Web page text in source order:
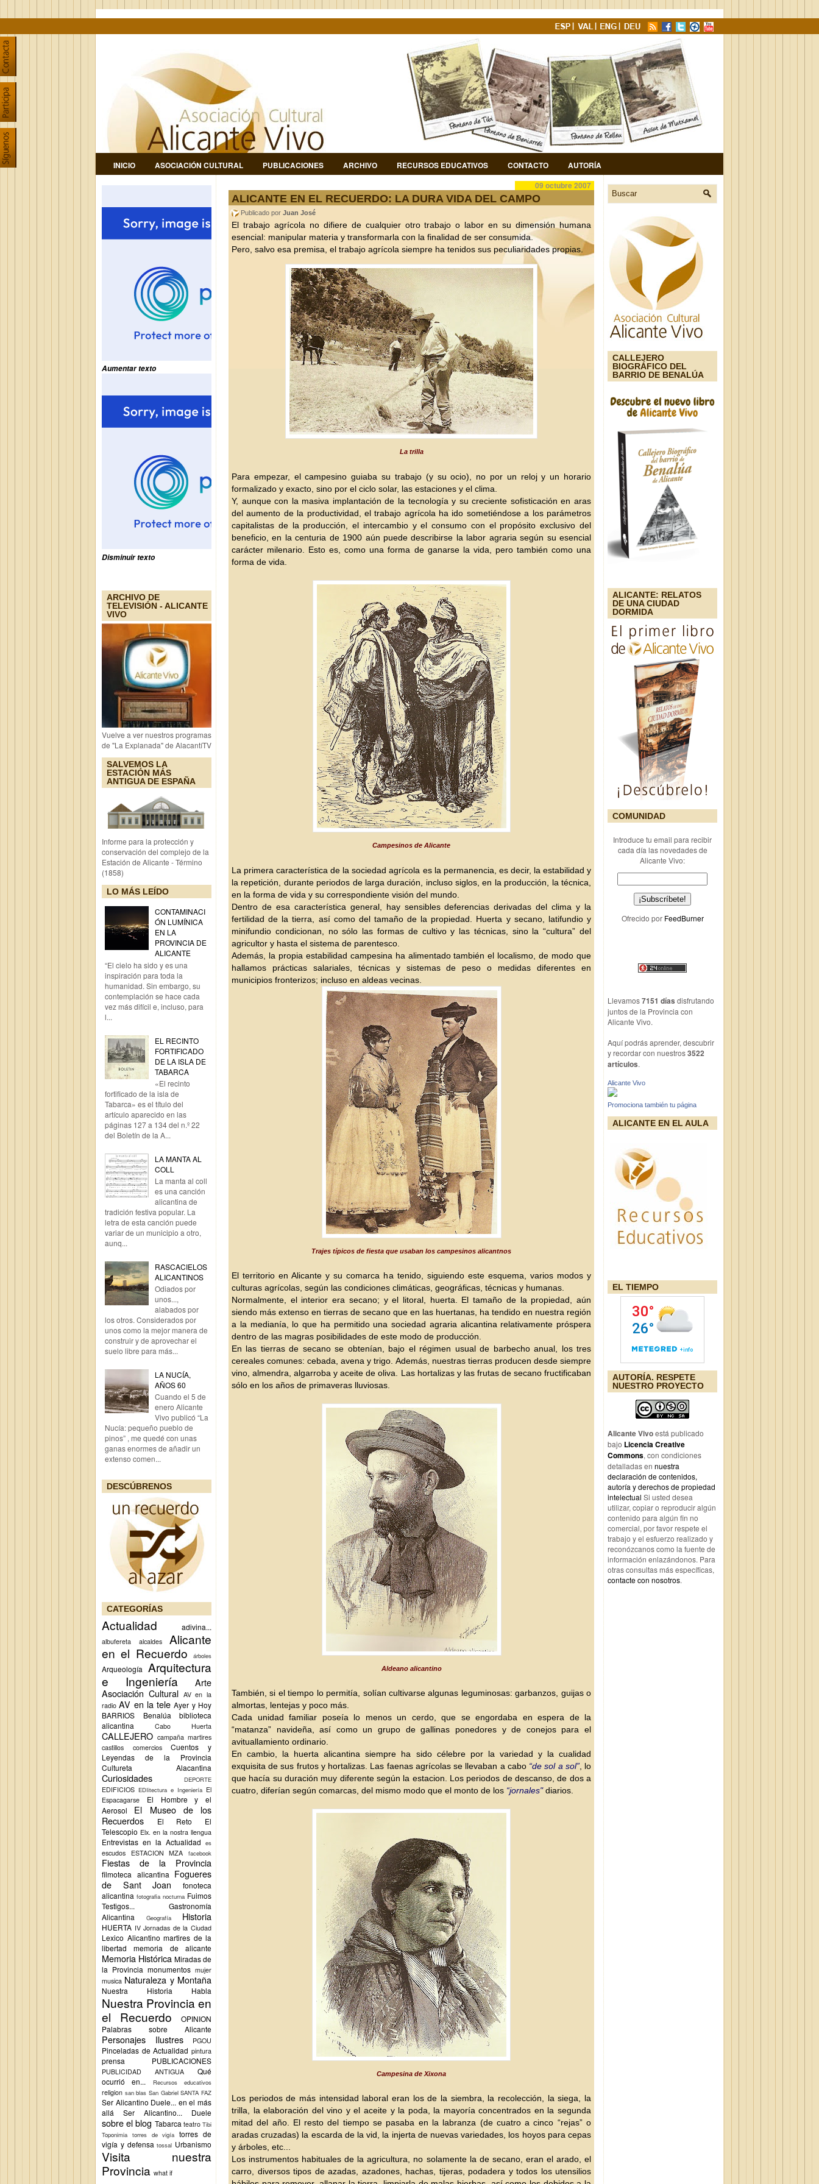
INICIO ASOCIACIÓN CULTURAL PUBLICACIONES ARCHIVO RECURSOS EDUCATIVOS CONTACTO AUTORÍA
Aumentar texto
Disminuir texto
ARCHIVO DE
TELEVISIÓN - ALICANTE
VIVO
Vuelve a ver nuestros programas
de "La Explanada" de AlacantíTV
SALVEMOS LA
ESTACIÓN MÁS
ANTIGUA DE ESPAÑA
Informe para la protección y
conservación del complejo de la
Estación de Alicante - Término
(1858)
LO MÁS LEÍDO
CONTAMINACI
ÓN LUMÍNICA
EN LA
PROVINCIA DE
ALICANTE
“El cielo ha sido y es una
inspiración para toda la
humanidad. Sin embargo, su
contemplación se hace cada
vez más difícil e, incluso, para
l...
EL RECINTO
FORTIFICADO
DE LA ISLA DE
TABARCA
«El recinto
fortificado de la isla de
Tabarca» es el título del
artículo aparecido en las
páginas 127 a 134 del n.º 22
del Boletín de la A...
LA MANTA AL
COLL
La manta al coll
es una canción
alicantina de
tradición festiva popular. La
letra de esta canción puede
variar de un municipio a otro,
aunq...
RASCACIELOS
ALICANTINOS
Odiados por
unos...,
alabados por
los otros. Considerados por
unos como la mejor manera de
construir y de aprovechar el
suelo libre para más...
LA NUCÍA,
AÑOS 60
Cuando el 5 de
enero Alicante
Vivo publicó “La
Nucía: pequeño pueblo de
pinos” , me quedé con unas
ganas enormes de añadir un
extenso comen...
DESCÚBRENOS
CATEGORÍAS
Actualidad adivina...
albufereta alcaldes
Alicante
en el Recuerdo
árboles
Arqueología Arquitectura
e Ingeniería
Arte
Asociación Cultural AV en la
radio AV en la tele Ayer y Hoy
BARRIOS
Benalúa
biblioteca
alicantina
Cabo Huerta
CALLEJERO campaña martires
castillos
comercios
Cuentos y
Leyendas de la Provincia
Cultureta Alacantina
Curiosidades DEPORTE
EDIFICIOS EDIitectura e Ingeniería El
Espacagarse
El Hombre y el
Aerosol
El Museo de los
Recuerdos
El Reto
El
Telescopio Elx. en la nostra llengua
Entrevistas en la Actualidad es
escudos ESTACION MZA facebook
Fiestas de la Provincia
filmoteca alicantina Fogueres
de Sant Joan
fonoteca
alicantina fotografia nocturna Fuimos
Testigos...
Gastronomía
Alicantina
Geografía Historia
HUERTA IV Jornadas de la Ciudad
Lexico Alicantino martires de la
libertad
memoria de alicante
Memoria Histórica Miradas de
la Provincia monumentos mujer
musica Naturaleza y Montaña
Nuestra Historia Habla
Nuestra Provincia en
el Recuerdo
OPINION
Palabras sobre Alicante
Personajes Ilustres PGOU
Pinceladas de Actualidad pintura
prensa PUBLICACIONES
PUBLICIDAD ANTIGUA
Qué
ocurrió en...
Recursos educativos
religion san blas San Gabriel SANTA FAZ
Ser Alicantino Duele... en el más
allá
Ser Alicantino... Duele
sobre el blog Tabarca teatro Tibi
Toponimia torres de vigía torres de
vigía y defensa tossal Urbanismo
Visita nuestra
Provincia what if
09 octubre 2007
ALICANTE EN EL RECUERDO: LA DURA VIDA DEL CAMPO
Publicado por Juan José
El trabajo agrícola no difiere de cualquier otro trabajo o labor en su dimensión humana
esencial: manipular materia y transformarla con la finalidad de ser consumida.
Pero, salvo esa premisa, el trabajo agrícola siempre ha tenidos sus peculiaridades propias.
La trilla
Para empezar, el campesino guiaba su trabajo (y su ocio), no por un reloj y un horario
formalizado y exacto, sino por el ciclo solar, las estaciones y el clima.
Y, aunque con la masiva implantación de la tecnología y su creciente sofisticación en aras
del aumento de la productividad, el trabajo agrícola ha ido sometiéndose a los parámetros
capitalistas de la producción, el intercambio y el consumo con el propósito exclusivo del
beneficio, en la centuria de 1900 aún puede describirse la labor agraria según su esencial
carácter milenario. Esto es, como una forma de ganarse la vida, pero también como una
forma de vida.
Campesinos de Alicante
La primera característica de la sociedad agrícola es la permanencia, es decir, la estabilidad y
la repetición, durante periodos de larga duración, incluso siglos, en la producción, la técnica,
en la forma de vida y su correspondiente visión del mundo.
Dentro de esa característica general, hay sensibles deferencias derivadas del clima y la
fertilidad de la tierra, así como del tamaño de la propiedad. Huerta y secano, latifundio y
minifundio condicionan, no sólo las formas de cultivo y las técnicas, sino la “cultura” del
agricultor y hasta el sistema de parentesco.
Además,
la propia estabilidad campesina ha alimentado también el localismo, de modo que
hallamos prácticas salariales, técnicas y sistemas de peso o medidas diferentes en
municipios fronterizos; incluso en aldeas vecinas
Trajes típicos de fiesta que usaban los campesinos alicantnos
El territorio en Alicante y su comarca ha tenido, siguiendo este esquema, varios modos y
culturas agrícolas, según las condiciones climáticas, geográficas, técnicas y humanas.
Normalmente, el interior era secano; y el litoral, huerta. El tamaño de la propiedad, aún
siendo más extenso en tierras de secano que en las huertanas, ha tendido en nuestra región
a la medianía, lo que ha permitido una sociedad agraria alicantina relativamente próspera
dentro de las magras posibilidades de este modo de producción.
En las tierras de secano se obtenían, bajo el régimen usual de barbecho anual, los tres
cereales comunes: cebada, avena ytrigo. Además, nuestras tierras producen desde siempre
vino, almendra, algarroba y aceite de oliva. Las hortalizas y las frutas de secano fructificaban
sólo en los años de primaveras lluviosas.
Aldeano alicantino
También, si el tiempo lo permitía, solían cultivarse algunas leguminosas: garbanzos, guijas o
almortas, lentejas y poco más.
Cada unidad familiar poseía lo menos un cerdo, que se engordaba en espera de la
“matanza” navideña, así como un grupo de gallinas ponedores y de conejos para el
avituallamiento ordinario.
En cambio, la huerta alicantina siempre ha sido célebre por la variedad y la cualidad
exquisita de sus frutos y hortalizas. Las faenas agrícolas se llevaban a cabo “de sol a sol”, lo
que hacía su duración muy diferente según la estacion. Los periodos de descanso, de dos a
cuatro, diferían según comarcas, del mismo modo que el monto de los “jornales"diarios.
Campesina de Xixona
Los periodos de más intensidad laboral eran los de la siembra, la recolección, la siega, la
trilla, la elaboración del vino y el aceite y la poda, la mayoría concentrados en la segunda
mitad del año. El resto del tiempo se pasaba en la labranza (de cuatro a cinco “rejas” o
aradas cruzadas) la escarda de la vid, la injerta de nuevas variedades, los hoyos para cepas
y árboles, etc...
Los instrumentos habituales de la agricultura, no solamente la de secano, eran el arado, el
carro, diversos tipos de azadas, azadones, hachas, tijeras, podadera y todos los utensilios
CALLEJERO
BIOGRÁFICO DEL
BARRIO DE BENALÚA
ALICANTE: RELATOS
DE UNA CIUDAD
DORMIDA
COMUNIDAD
Introduce tu email para recibir
cada día las novedades de
Alicante Vivo:
Ofrecido por FeedBurner
Llevamos7151 días disfrutando
juntos de la Provincia con
Alicante Vivo.
Aquí podrás aprender, descubrir
y recordar con nuestros3522
artículos.
Alicante Vivo
Promociona también tu página
ALICANTE EN EL AULA
EL TIEMPO
AUTORÍA. RESPETE
NUESTRO PROYECTO
Alicante Vivoestá publicado
bajo Licencia Creative
Commons, con condiciones
detalladas en nuestra
declaración de contenidos,
autoría y derechos de propiedad
intelectual Si usted desea
utilizar, copiar o reproducir algún
contenido para algún fin no
comercial, por favor respete el
trabajo y el esfuerzo realizado y
reconózcanos como la fuente de
información enlazándonos. Para
otras consultas más específicas,
contacte con nosotros.